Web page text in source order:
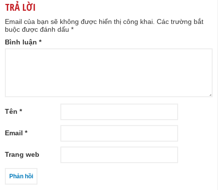
TRẢ LỜI
Email của bạn sẽ không được hiển thị công khai. Các trường bắt
buộc được đánh dấu *
Bình luận *
Tên *
Email *
Trang web